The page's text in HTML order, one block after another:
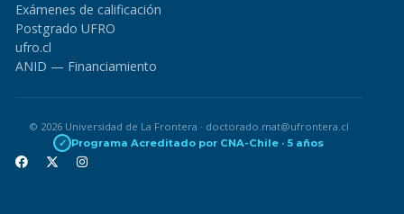
Exámenes de calificación
Postgrado UFRO
ufro.cl
ANID — Financiamiento
© 2026 Universidad de La Frontera · doctorado.mat@ufrontera.cl
✓ Programa Acreditado por CNA-Chile · 5 años